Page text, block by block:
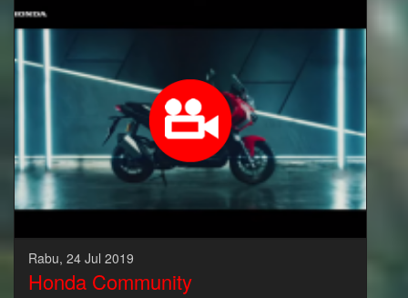
Rabu, 24 Jul 2019
Honda Community